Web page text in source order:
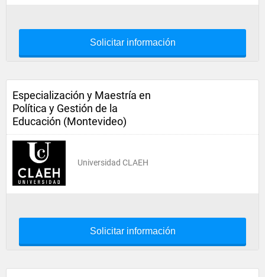
Solicitar información
Especialización y Maestría en
Política y Gestión de la
Educación (Montevideo)
Universidad CLAEH
Solicitar información